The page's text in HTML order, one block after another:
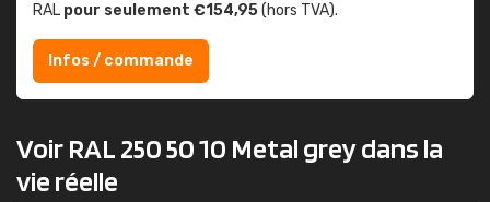
RAL pour seulement €154,95(hors TVA).
Infos / commande
Voir RAL 250 50 10 Metal grey dans la
vie réelle